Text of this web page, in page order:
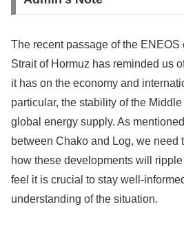
The recent passage of the ENEOS
Strait of Hormuz has reminded us
it has on the economy and
particular, the stability of the
global energy supply. As
between Chako and Log, we need
how these developments will ripple
feel it is crucial to stay well-
understanding of the situation.